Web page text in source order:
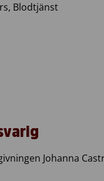
Blodtjänst
Johanna